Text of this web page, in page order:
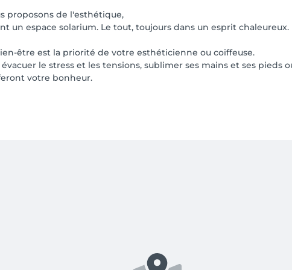
proposons de l'esthétique,
un espace solarium. Le tout, toujours dans un esprit chaleureux.
être est la priorité de votre esthéticienne ou coiffeuse.
le stress et les tensions, sublimer ses mains et ses pieds
votre bonheur.